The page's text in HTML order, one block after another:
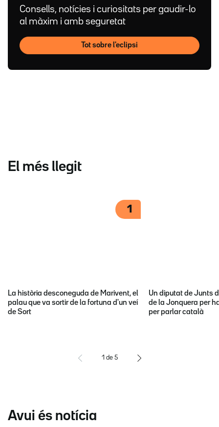
Consells, notícies i curiositats per gaudir-lo
al màxim i amb seguretat
Tot sobre l'eclipsi
El més llegit
1
La història desconeguda de Marivent, el
palau que va sortir de la fortuna d'un veí
de Sort
Un diputat de Junts
de la Jonquera per
per parlar català
1 de 5
Avui és notícia